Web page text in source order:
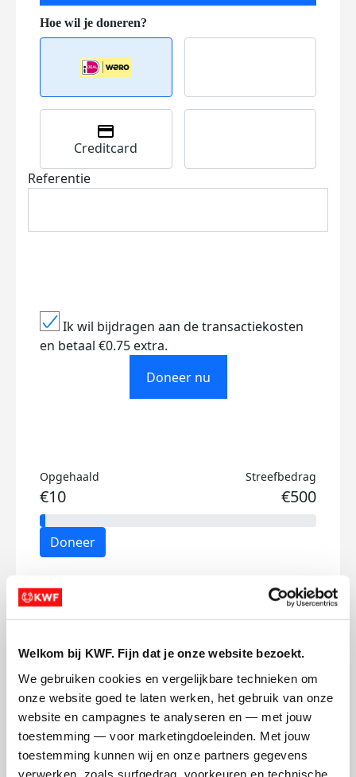
Welkom bij KWF. Fijn dat je onze website bezoekt.
We gebruiken cookies en vergelijkbare technieken om
onze website goed te laten werken, het gebruik van onze
website en campagnes te analyseren en — met jouw
toestemming — voor marketingdoeleinden. Met jouw
toestemming kunnen wij en onze partners gegevens
verwerken, zoals surfgedrag, voorkeuren en technische
Creditcard
Referentie
Ik wil bijdragen aan de transactiekosten
en betaal €0.75 extra.
Doneer nu
Opgehaald
€10
Streefbedrag
€500
Doneer